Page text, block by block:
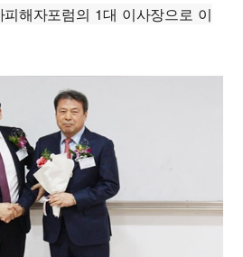
해자포럼의 1대 이사장으로 이